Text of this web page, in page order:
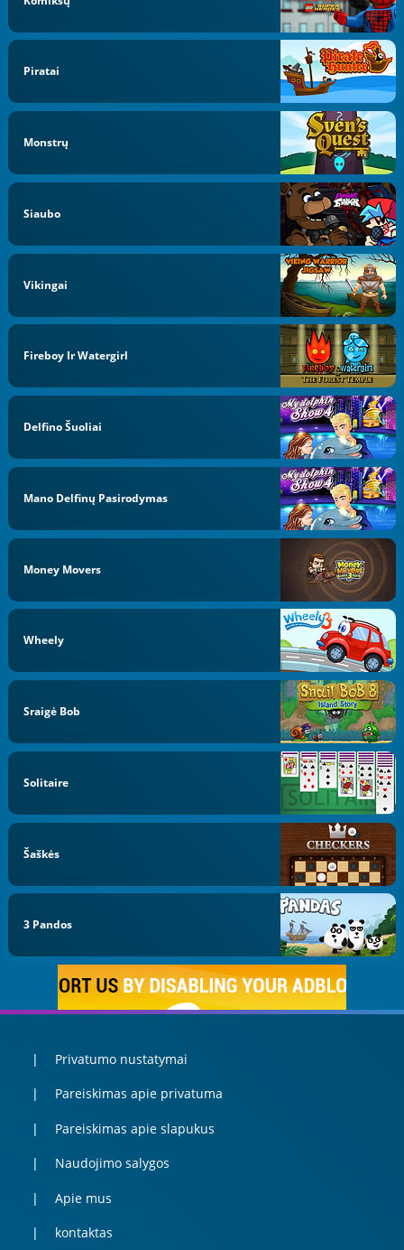
Piratai
Monstrų
Siaubo
Vikingai
Fireboy Ir Watergirl
Delfino Šuoliai
Mano Delfinų Pasirodymas
Money Movers
Wheely
Sraigė Bob
Solitaire
Šaškės
3 Pandos
Privatumo nustatymai
Pareiskimas apie privatuma
Pareiskimas apie slapukus
Naudojimo salygos
Apie mus
kontaktas